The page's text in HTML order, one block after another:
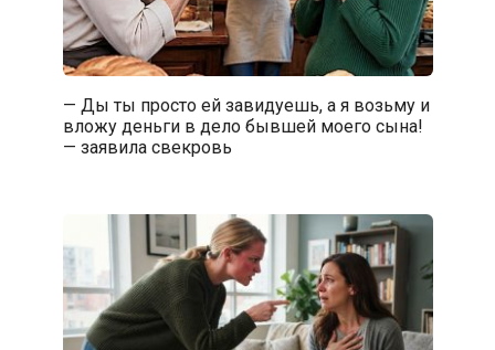
— Ды ты просто ей завидуешь, а я возьму и
вложу деньги в дело бывшей моего сына!
— заявила свекровь